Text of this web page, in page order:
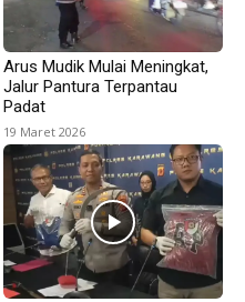
Arus Mudik Mulai Meningkat,
Jalur Pantura Terpantau
Padat
19 Maret 2026